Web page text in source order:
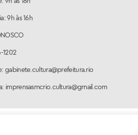
9h às 16h
1202
gabinete.cultura@prefeitura.rio
imprensasmcrio.cultura@gmail.com